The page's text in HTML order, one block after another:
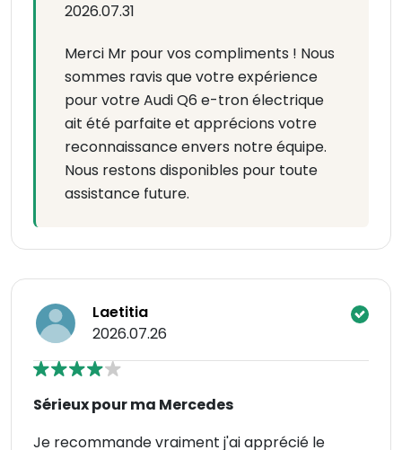
2026.07.31
Merci Mr pour vos compliments ! Nous
sommes ravis que votre expérience
pour votre Audi Q6 e-tron électrique
ait été parfaite et apprécions votre
reconnaissance envers notre équipe.
Nous restons disponibles pour toute
assistance future.
Laetitia
2026.07.26
Sérieux pour ma Mercedes
Je recommande vraiment j'ai apprécié le